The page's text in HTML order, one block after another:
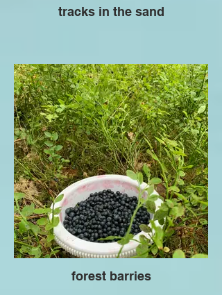
tracks in the sand
forest barries